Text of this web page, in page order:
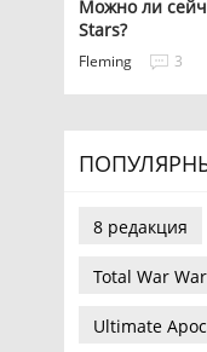
Можно ли
Stars?
Fleming 3
8 редакция
Total War
Ultimate